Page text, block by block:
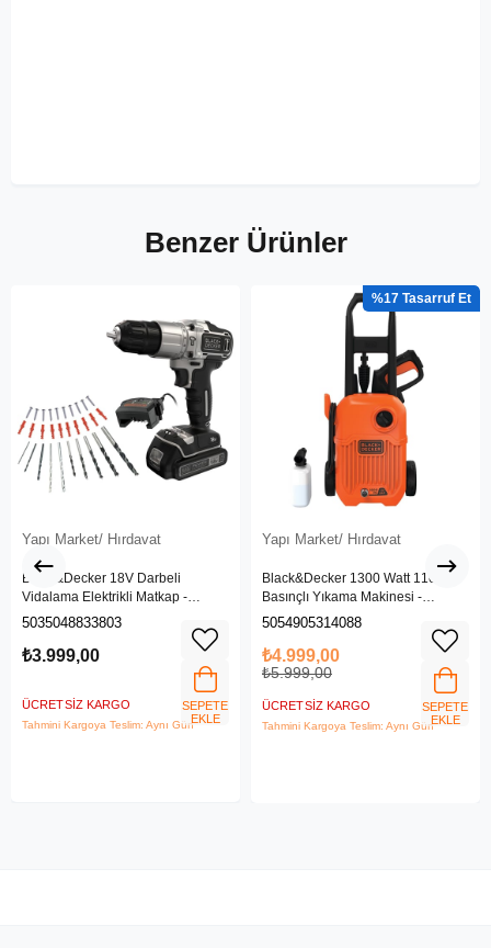
Benzer Ürünler
Yapı Market/ Hırdavat
Black&Decker 18V Darbeli
Vidalama Elektrikli Matkap -
BDCHD18SC1K-QW
5035048833803
₺3.999,00
ÜCRETSIZ KARGO
Tahmini Kargoya Teslim: Aynı Gün
SEPETE
EKLE
Yapı Market/ Hırdavat
Black&Decker 1300 Watt 110 Bar
Basınçlı Yıkama Makinesi -
(BEPW1300L-QS)
5054905314088
₺4.999,00
₺5.999,00
ÜCRETSIZ KARGO
Tahmini Kargoya Teslim: Aynı Gün
%17
SEPETE
EKLE